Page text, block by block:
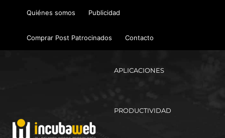
Quiénes somos Publicidad
Comprar Post Patrocinados Contacto
APLICACIONES
PRODUCTIVIDAD